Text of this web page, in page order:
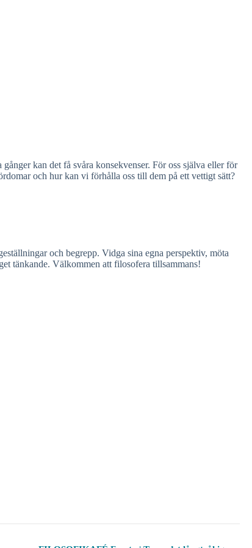
kan det få svåra konsekvenser. För oss själva eller för
och hur kan vi förhålla oss till dem på ett vettigt sätt?
och begrepp. Vidga sina egna perspektiv, möta
tänkande. Välkommen att filosofera tillsammans!